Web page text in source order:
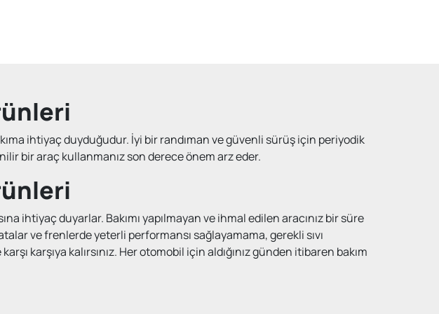
ihtiyaç duyduğudur. İyi bir randıman ve güvenli sürüş için periyodik
bir araç kullanmanız son derece önem arz eder.
ihtiyaç duyarlar. Bakımı yapılmayan ve ihmal edilen aracınız bir süre
ve frenlerde yeterli performansı sağlayamama, gerekli sıvı
karşıya kalırsınız. Her otomobil için aldığınız günden itibaren bakım